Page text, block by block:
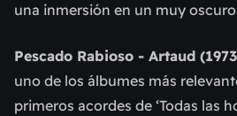
una inmersión en un muy
Pescado Rabioso - Artaud
uno de los álbumes más
primeros acordes de ‘Todas las